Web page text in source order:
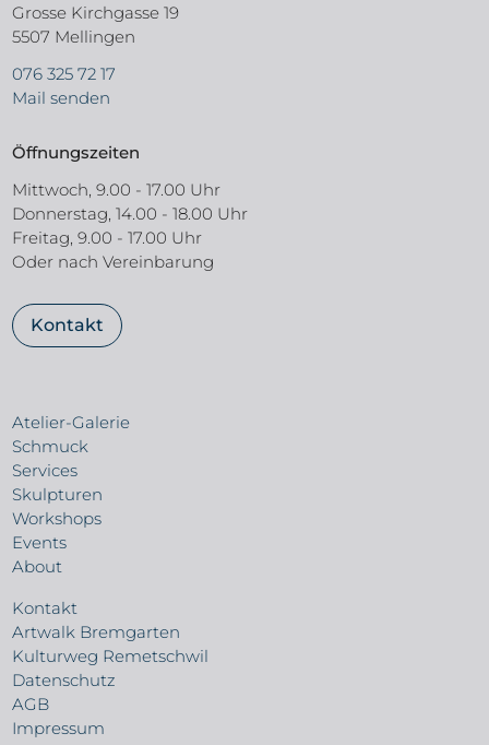
Grosse Kirchgasse 19
5507 Mellingen
076 325 72 17
Mail senden
Öffnungszeiten
Mittwoch, 9.00 - 17.00 Uhr
Donnerstag, 14.00 - 18.00 Uhr
Freitag, 9.00 - 17.00 Uhr
Oder nach Vereinbarung
Kontakt
Atelier-Galerie
Schmuck
Services
Skulpturen
Workshops
Events
About
Kontakt
Artwalk Bremgarten
Kulturweg Remetschwil
Datenschutz
AGB
Impressum